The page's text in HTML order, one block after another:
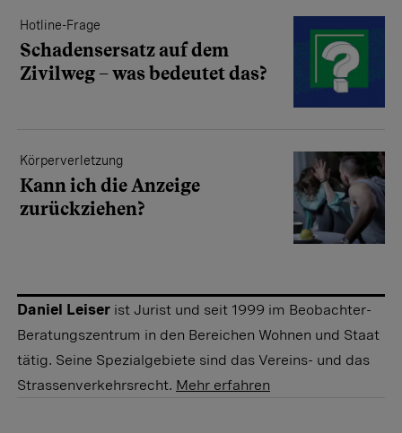
Hotline-Frage
Schadensersatz auf dem
Zivilweg – was bedeutet das?
Körperverletzung
Kann ich die Anzeige
zurückziehen?
Daniel Leiser ist Jurist und seit 1999 im Beobachter-
Beratungszentrum in den Bereichen Wohnen und Staat
tätig. Seine Spezialgebiete sind das Vereins- und das
Strassenverkehrsrecht. Mehr erfahren